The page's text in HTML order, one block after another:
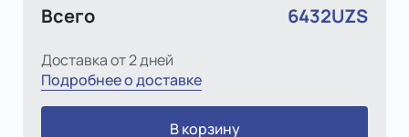
Всего 6432UZS
Доставка от 2 дней
Подробнее о доставке
В корзину